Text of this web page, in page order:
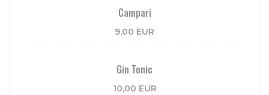
Campari
9,00 EUR
Gin Tonic
10,00 EUR